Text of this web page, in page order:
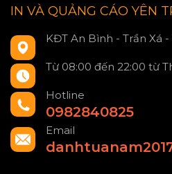
IN VÀ QUẢNG CÁO YÊN
KĐT An Bình - Trần Xá
Từ 08:00 đến 22:00 từ
Hotline
0982840825
Email